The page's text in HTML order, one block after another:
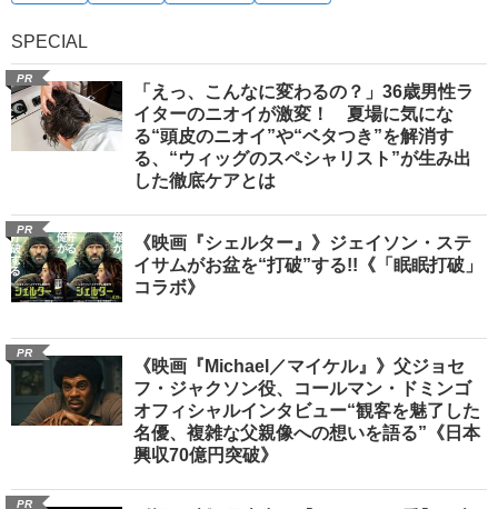
SPECIAL
PR
「えっ、こんなに変わるの？」36歳男性ラ
イターのニオイが激変！ 夏場に気にな
る“頭皮のニオイ”や“ベタつき”を解消す
る、“ウィッグのスペシャリスト”が生み出
した徹底ケアとは
PR
《映画『シェルター』》ジェイソン・ステ
イサムがお盆を“打破”する!!《「眠眠打破」
コラボ》
PR
《映画『Michael／マイケル』》父ジョセ
フ・ジャクソン役、コールマン・ドミンゴ
オフィシャルインタビュー“観客を魅了した
名優、複雑な父親像への想いを語る”《日本
興収70億円突破》
PR